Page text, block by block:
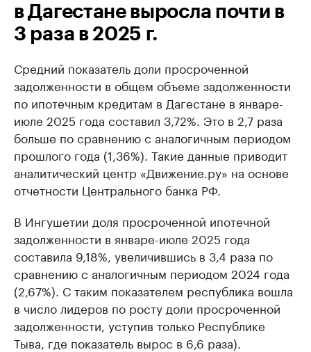
в Дагестане выросла почти в
3 раза в 2025 г.
Средний показатель доли просроченной
задолженности в общем объеме задолженности
по ипотечным кредитам в Дагестане в январе-
июле 2025 года составил 3,72%. Это в 2,7 раза
больше по сравнению с аналогичным периодом
прошлого года (1,36%). Такие данные приводит
аналитический центр «Движение.ру» на основе
отчетности Центрального банка РФ.
В Ингушетии доля просроченной ипотечной
задолженности в январе-июле 2025 года
составила 9,18%, увеличившись в 3,4 раза по
сравнению с аналогичным периодом 2024 года
(2,67%). С таким показателем республика вошла
в число лидеров по росту доли просроченной
задолженности, уступив только Республике
Тыва, где показатель вырос в 6,6 раза).